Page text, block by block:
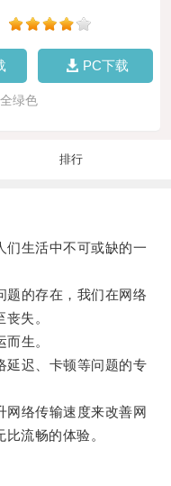
PC下载
绿色
排行
生活中不可或缺的一
的存在，我们在网络
失。
生。
迟、卡顿等问题的专
络传输速度来改善网
流畅的体验。